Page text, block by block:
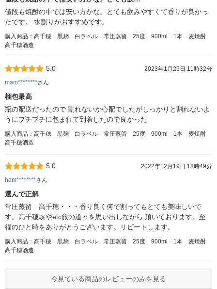
値段も焼酎の中では安い方かな。とても飲みやすくて香りが良かっ
たです。 水割りがおすすめです。
購入商品：高千穂 黒麹 白ラベル 常圧蒸留 25度 900ml 1本 麦焼酎
高千穂酒造
5.0
2023年1月29日 11時32分
mam********さん
梱包最高
瓶の配送だったので 割れないか心配でしたがしっかりと割れないよ
うにプチプチに包まれて到着したので良かった
購入商品：高千穂 黒麹 白ラベル 常圧蒸留 25度 900ml 1本 麦焼酎
高千穂酒造
5.0
2022年12月19日 18時49分
ham********さん
選んで正解
常圧蒸留 高千穂・・・香り良く何で割ってもとても美味しいで
す。高千穂峡やetc旅の道々を思い出しながら 頂いております。至
福のひと時をありがとうございます。リピートします。
購入商品：高千穂 黒麹 白ラベル 常圧蒸留 25度 900ml 1本 麦焼酎
高千穂酒造
今見ている商品のレビューのみを見る